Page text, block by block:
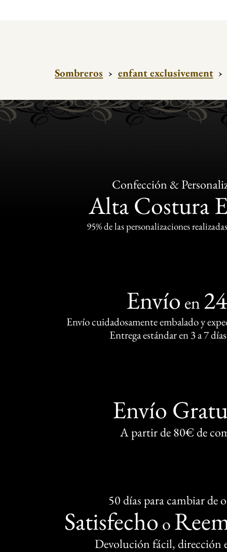
Sombreros › enfant exclusivement ›
Confección &
Alta Costura
95% de las personalizaciones
Envío en
Envío cuidadosamente embalado y
Entrega estándar en 3 a 7
Envío
A partir de 80€ de
50 días para cambiar de
Satisfecho o
Devolución fácil, dirección